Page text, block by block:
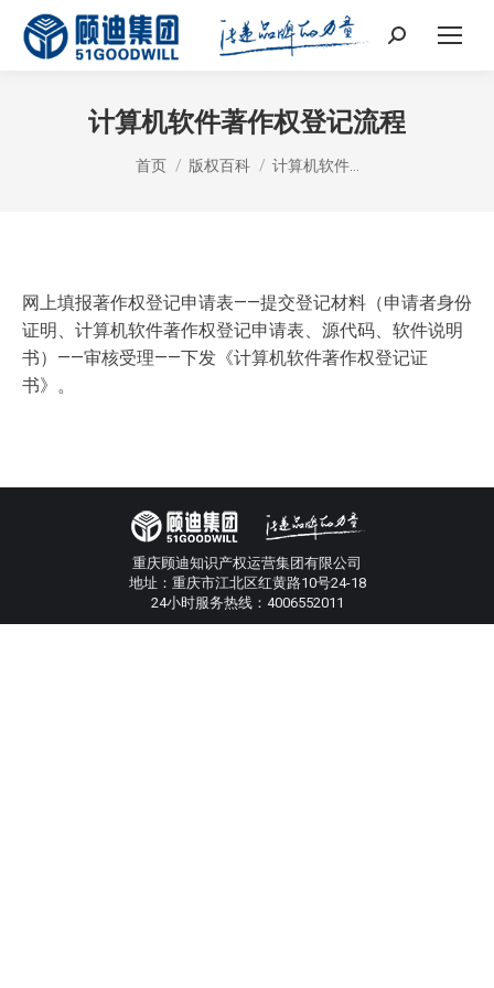
Search:
计算机软件著作权登记流程
您在这里：
首页 版权百科 计算机软件…
网上填报著作权登记申请表——提交登记材料（申请者身份
证明、计算机软件著作权登记申请表、源代码、软件说明
书）——审核受理——下发《计算机软件著作权登记证
书》。
重庆顾迪知识产权运营集团有限公司
地址：重庆市江北区红黄路10号24-18
24小时服务热线：4006552011